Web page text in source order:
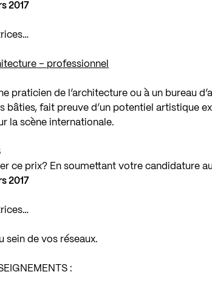
2017
– professionnel
praticien de l’architecture ou à un bureau
bâties, fait preuve d’un potentiel artistique
la scène internationale.
ce prix? En soumettant votre candidature au
2017
sein de vos réseaux.
: